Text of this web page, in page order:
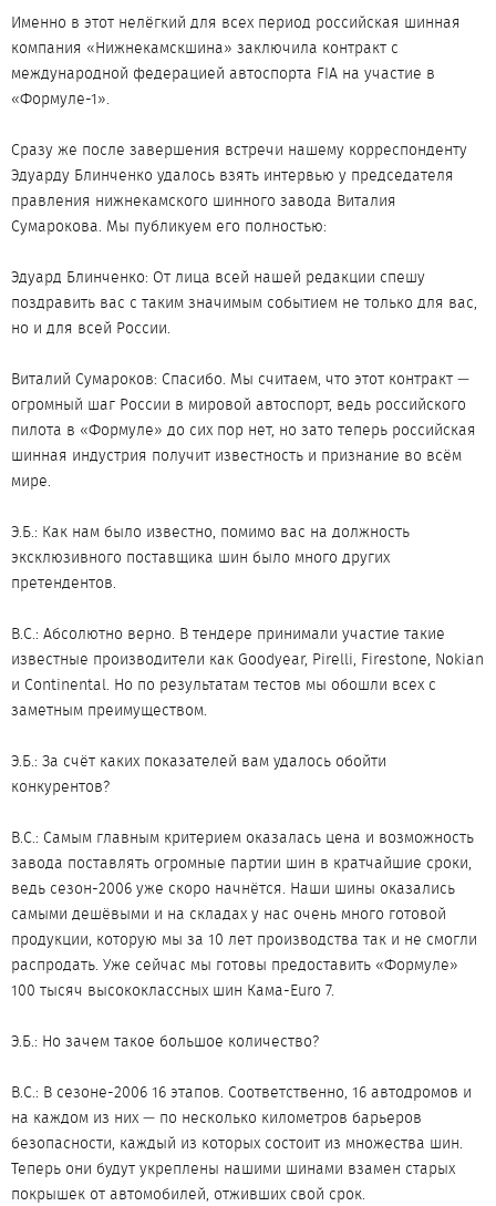
Именно в этот нелёгкий для всех период российская шинная
компания «Нижнекамскшина» заключила контракт с
международной федерацией автоспорта FIA на участие в
«Формуле-1».
Сразу же после завершения встречи нашему корреспонденту
Эдуарду Блинченко удалось взять интервью у председателя
правления нижнекамского шинного завода Виталия
Сумарокова. Мы публикуем его полностью:
Эдуард Блинченко: От лица всей нашей редакции спешу
поздравить вас с таким значимым событием не только для вас,
но и для всей России.
Виталий Сумароков: Спасибо. Мы считаем, что этот контракт —
огромный шаг России в мировой автоспорт, ведь российского
пилота в «Формуле» до сих пор нет, но зато теперь российская
шинная индустрия получит известность и признание во всём
мире.
Э.Б.: Как нам было известно, помимо вас на должность
эксклюзивного поставщика шин было много других
претендентов.
В.С.: Абсолютно верно. В тендере принимали участие такие
известные производители как Goodyear, Pirelli, Firestone, Nokian
и Continental. Но по результатам тестов мы обошли всех с
заметным преимуществом.
Э.Б.: За счёт каких показателей вам удалось обойти
конкурентов?
В.С.: Самым главным критерием оказалась цена и возможность
завода поставлять огромные партии шин в кратчайшие сроки,
ведь сезон-2006 уже скоро начнётся. Наши шины оказались
самыми дешёвыми и на складах у нас очень много готовой
продукции, которую мы за 10 лет производства так и не смогли
распродать. Уже сейчас мы готовы предоставить «Формуле»
100 тысяч высококлассных шин Кама-Euro 7.
Э.Б.: Но зачем такое большое количество?
В.С.: В сезоне-2006 16 этапов. Соответственно, 16 автодромов и
на каждом из них — по несколько километров барьеров
безопасности, каждый из которых состоит из множества шин.
Теперь они будут укреплены нашими шинами взамен старых
покрышек от автомобилей, отживших свой срок.